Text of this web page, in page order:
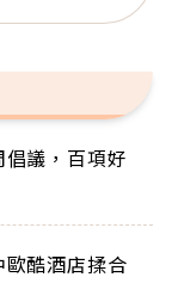
議，百項好
酷酒店揉合